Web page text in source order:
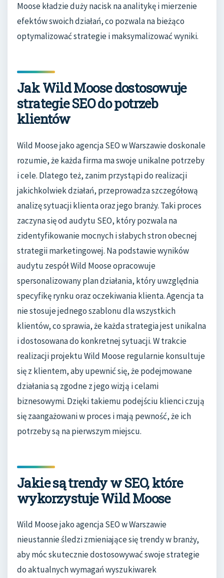
Moose kładzie duży nacisk na analitykę i mierzenie
efektów swoich działań, co pozwala na bieżąco
optymalizować strategie i maksymalizować wyniki.
Jak Wild Moose dostosowuje
strategie SEO do potrzeb
klientów
Wild Moose jako agencja SEO w Warszawie doskonale
rozumie, że każda firma ma swoje unikalne potrzeby
i cele. Dlatego też, zanim przystąpi do realizacji
jakichkolwiek działań, przeprowadza szczegółową
analizę sytuacji klienta oraz jego branży. Taki proces
zaczyna się od audytu SEO, który pozwala na
zidentyfikowanie mocnych i słabych stron obecnej
strategii marketingowej. Na podstawie wyników
audytu zespół Wild Moose opracowuje
spersonalizowany plan działania, który uwzględnia
specyfikę rynku oraz oczekiwania klienta. Agencja ta
nie stosuje jednego szablonu dla wszystkich
klientów, co sprawia, że każda strategia jest unikalna
i dostosowana do konkretnej sytuacji. W trakcie
realizacji projektu Wild Moose regularnie konsultuje
się z klientem, aby upewnić się, że podejmowane
działania są zgodne z jego wizją i celami
biznesowymi. Dzięki takiemu podejściu klienci czują
się zaangażowani w proces i mają pewność, że ich
potrzeby są na pierwszym miejscu.
Jakie są trendy w SEO, które
wykorzystuje Wild Moose
Wild Moose jako agencja SEO w Warszawie
nieustannie śledzi zmieniające się trendy w branży,
aby móc skutecznie dostosowywać swoje strategie
do aktualnych wymagań wyszukiwarek